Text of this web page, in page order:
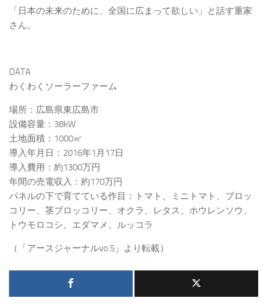
「日本の未来のために、全国に広まって欲しい」と話す重家
さん。
DATA
わくわくソーラーファーム
場所：広島県東広島市
設備容量：38kW
土地面積：1000㎡
導入年月日：2016年1月17日
導入費用：約1300万円
年間の売電収入：約170万円
パネルの下で育てている作目：トマト、ミニトマト、ブロッ
コリー、茎ブロッコリー、オクラ、レタス、ホウレンソウ、
トウモロコシ、エダマメ、ルッコラ
（「アースジャーナルvo.5」より転載）